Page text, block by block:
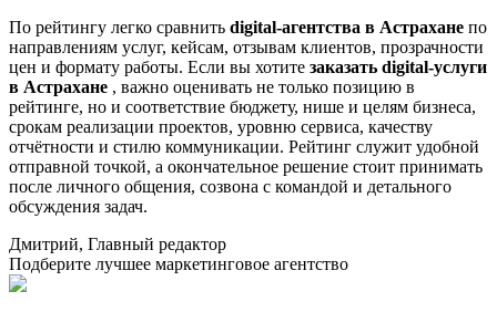
По рейтингу легко сравнить digital-агентства в Астрахане по
направлениям услуг, кейсам, отзывам клиентов, прозрачности
цен и формату работы. Если вы хотите заказать digital-услуги
в Астрахане , важно оценивать не только позицию в
рейтинге, но и соответствие бюджету, нише и целям бизнеса,
срокам реализации проектов, уровню сервиса, качеству
отчётности и стилю коммуникации. Рейтинг служит удобной
отправной точкой, а окончательное решение стоит принимать
после личного общения, созвона с командой и детального
обсуждения задач.
Дмитрий, Главный редактор
Подберите лучшее маркетинговое агентство